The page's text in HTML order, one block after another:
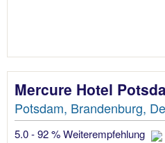
Mercure Hotel
Potsdam, Brandenburg,
5.0 - 92 % Weiterempfehlung